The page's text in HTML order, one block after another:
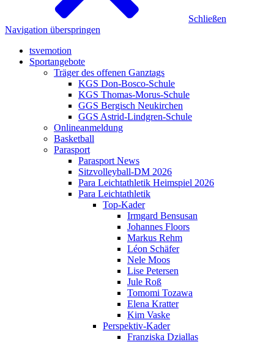
Schließen
Navigation überspringen
tsvemotion
Sportangebote
Träger des offenen Ganztags
KGS Don-Bosco-Schule
KGS Thomas-Morus-Schule
GGS Bergisch Neukirchen
GGS Astrid-Lindgren-Schule
Onlineanmeldung
Basketball
Parasport
Parasport News
Sitzvolleyball-DM 2026
Para Leichtathletik Heimspiel 2026
Para Leichtathletik
Top-Kader
Irmgard Bensusan
Johannes Floors
Markus Rehm
Léon Schäfer
Nele Moos
Lise Petersen
Jule Roß
Tomomi Tozawa
Elena Kratter
Kim Vaske
Perspektiv-Kader
Franziska Dziallas